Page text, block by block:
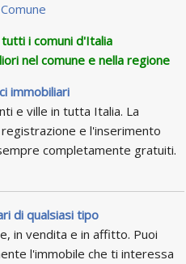
i comuni d'Italia
nel comune e nella regione
immobiliari
e ville in tutta Italia. La
e l'inserimento
completamente gratuiti.
di qualsiasi tipo
in vendita e in affitto. Puoi
l'immobile che ti interessa